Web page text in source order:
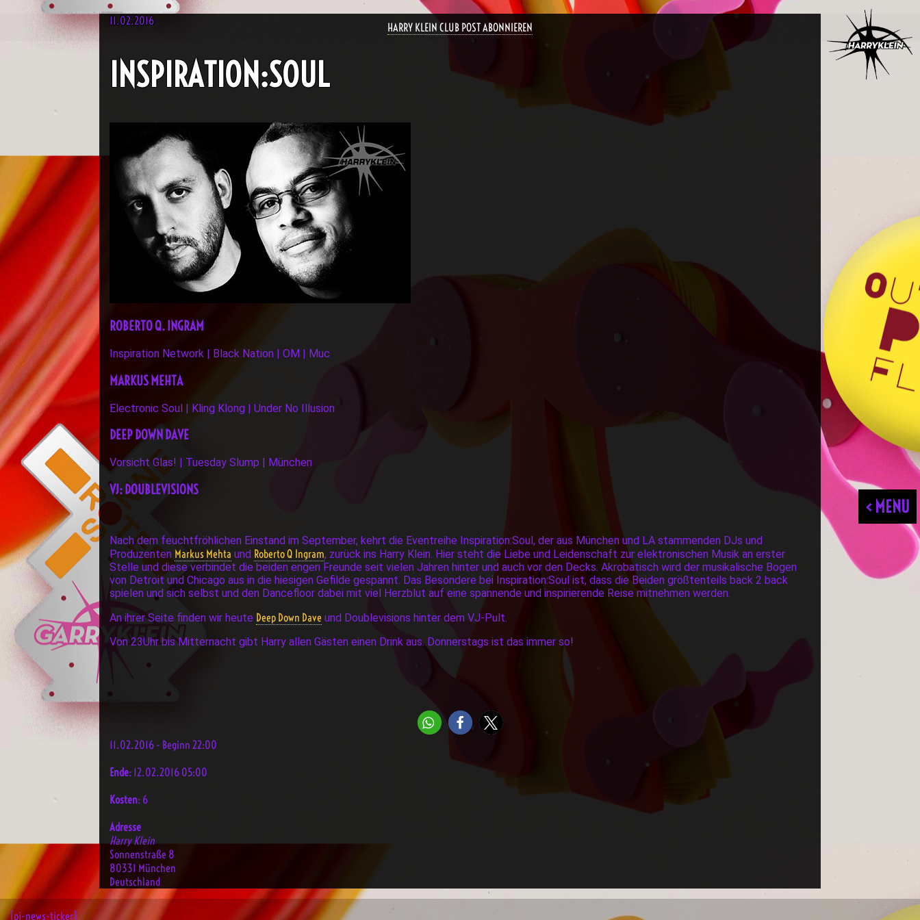
HARRY KLEIN CLUB POST ABONNIEREN
< MENU
11.02.2016
INSPIRATION:SOUL
ROBERTO Q. INGRAM
Inspiration Network | Black Nation | OM | Muc
MARKUS MEHTA
Electronic Soul | Kling Klong | Under No Illusion
DEEP DOWN DAVE
Vorsicht Glas! | Tuesday Slump | München
VJ: DOUBLEVISIONS
Nach dem feuchtfröhlichen Einstand im September, kehrt die Eventreihe Inspiration:Soul, der aus München und LA stammenden DJs und
Produzenten Markus Mehta und Roberto Q Ingram, zurück ins Harry Klein. Hier steht die Liebe und Leidenschaft zur elektronischen Musik an erster
Stelle und diese verbindet die beiden engen Freunde seit vielen Jahren hinter und auch vor den Decks. Akrobatisch wird der musikalische Bogen
von Detroit und Chicago aus in die hiesigen Gefilde gespannt. Das Besondere bei Inspiration:Soul ist, dass die Beiden größtenteils back 2 back
spielen und sich selbst und den Dancefloor dabei mit viel Herzblut auf eine spannende und inspirierende Reise mitnehmen werden.
An ihrer Seite finden wir heute Deep Down Dave und Doublevisions hinter dem VJ-Pult.
Von 23Uhr bis Mitternacht gibt Harry allen Gästen einen Drink aus. Donnerstags ist das immer so!
11.02.2016 - Beginn 22:00
Ende: 12.02.2016 05:00
Kosten: 6
Adresse
Harry Klein
Sonnenstraße 8
80331 München
Deutschland
[pj-news-ticker]